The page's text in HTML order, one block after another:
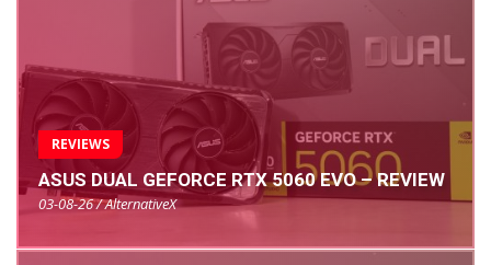
REVIEWS
ASUS DUAL GEFORCE RTX 5060 EVO – REVIEW
03-08-26 / AlternativeX